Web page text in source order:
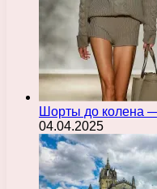
Шорты до колена —
04.04.2025